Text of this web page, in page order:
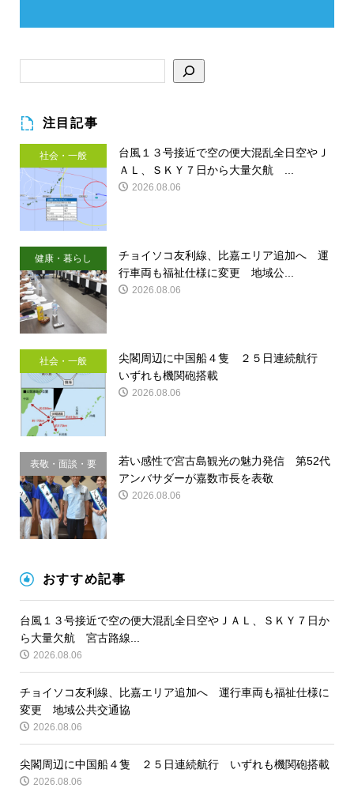
注目記事
社会・一般
台風１３号接近で空の便大混乱全日空やＪ
ＡＬ、ＳＫＹ７日から大量欠航 ...
2026.08.06
健康・暮らし
チョイソコ友利線、比嘉エリア追加へ 運
行車両も福祉仕様に変更 地域公...
2026.08.06
社会・一般
尖閣周辺に中国船４隻 ２５日連続航行
いずれも機関砲搭載
2026.08.06
表敬・面談・要
請
若い感性で宮古島観光の魅力発信 第52代
アンバサダーが嘉数市長を表敬
2026.08.06
おすすめ記事
台風１３号接近で空の便大混乱全日空やＪＡＬ、ＳＫＹ７日か
ら大量欠航 宮古路線...
2026.08.06
チョイソコ友利線、比嘉エリア追加へ 運行車両も福祉仕様に
変更 地域公共交通協
2026.08.06
尖閣周辺に中国船４隻 ２５日連続航行 いずれも機関砲搭載
2026.08.06